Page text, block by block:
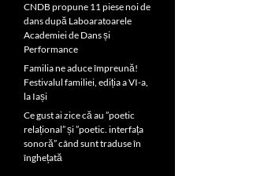
CNDB propune 11 piese noi de
dans după Laboaratoarele
Academiei de Dans și
Performance
Familia ne aduce împreună!
Festivalul familiei, ediția a VI-a,
la Iași
Ce gust ai zice că au ”poetic
relațional” și ”poetic. interfața
sonoră” când sunt traduse în
înghețată